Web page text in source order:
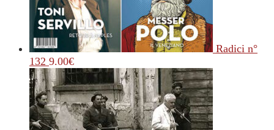
Radici n°
132 9.00€